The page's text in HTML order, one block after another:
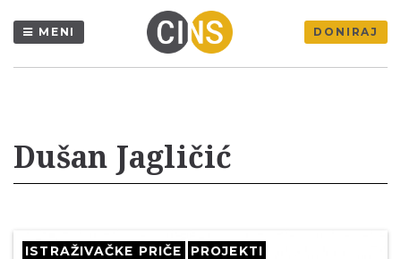
MENI DONIRAJ
Dušan Jagličić
ISTRAŽIVAČKE PRIČE
PROJEKTI